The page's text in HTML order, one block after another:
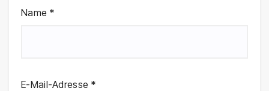
Name *
E-Mail-Adresse *